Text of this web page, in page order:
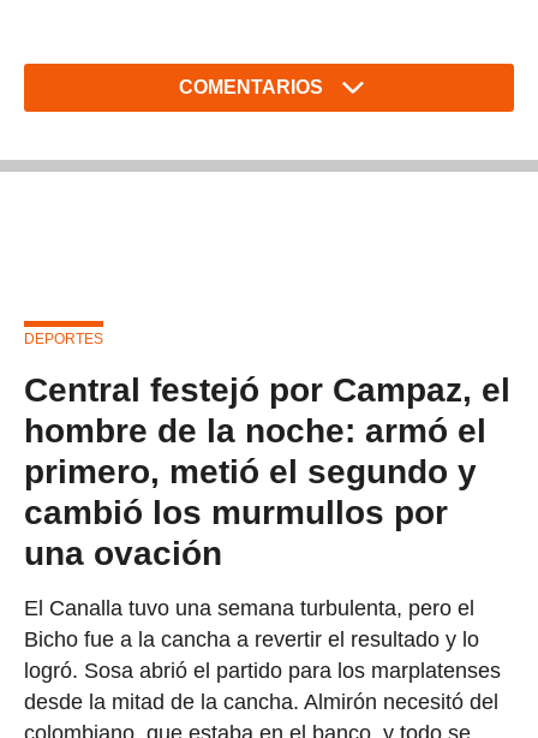
COMENTARIOS